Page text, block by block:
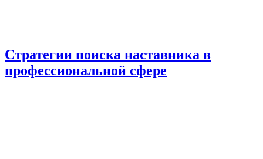
Стратегии поиска наставника в
профессиональной сфере